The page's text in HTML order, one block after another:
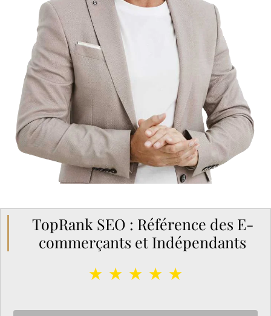
TopRank SEO : Référence des E-
commerçants et Indépendants
★ ★ ★ ★ ★